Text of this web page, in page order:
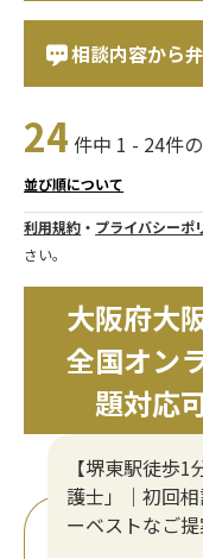
相談内容から
24 件中 1 - 24件
並び順について
利用規約 ・ プライバシーポ
さい。
大阪府大
全国オン
題対応
【堺東駅徒歩
護士」｜初回
ーベストなご